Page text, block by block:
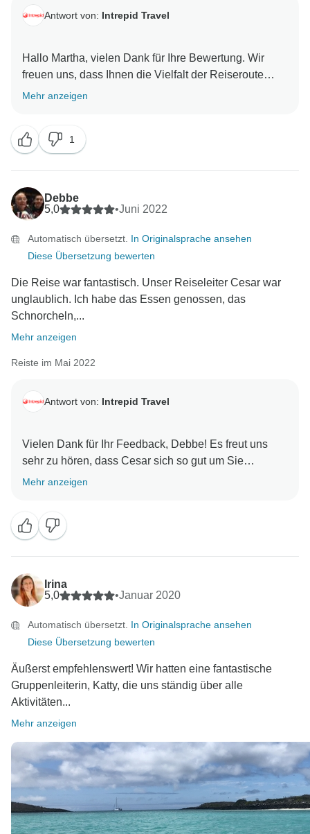
Antwort von: Intrepid Travel
Hallo Martha, vielen Dank für Ihre Bewertung. Wir
freuen uns, dass Ihnen die Vielfalt der Reiseroute
gefallen hat und Sie mit unserer wunderbaren lokalen
Mehr anzeigen
1
Debbe
5,0
•Juni 2022
Automatisch übersetzt. In Originalsprache ansehen
Diese Übersetzung bewerten
Die Reise war fantastisch. Unser Reiseleiter Cesar war
unglaublich. Ich habe das Essen genossen, das
Schnorcheln,...
Mehr anzeigen
Reiste im Mai 2022
Antwort von: Intrepid Travel
Vielen Dank für Ihr Feedback, Debbe! Es freut uns
sehr zu hören, dass Cesar sich so gut um Sie
gekümmert hat und dass Sie Ihre Reise mit uns
Mehr anzeigen
Irina
5,0
•Januar 2020
Automatisch übersetzt. In Originalsprache ansehen
Diese Übersetzung bewerten
Äußerst empfehlenswert! Wir hatten eine fantastische
Gruppenleiterin, Katty, die uns ständig über alle
Aktivitäten...
Mehr anzeigen